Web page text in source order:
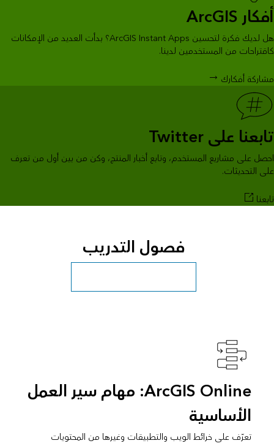
أفكار ArcGIS
هل لديك فكرة لتحسين ArcGIS Instant Apps؟ بدأت العديد من الإمكانات
كاقتراحات من المستخدمين لدينا.
مشاركة أفكارك
تابعنا على Twitter
احصل على مشاريع المستخدم، وتابع أخبار المنتج، وكن من بين أول من تعرف
على التحديثات.
تابعنا
فصول التدريب
ArcGIS Online: مهام سير العمل
الأساسية
تعرّف على خرائط الويب والتطبيقات وغيرها من المحتويات